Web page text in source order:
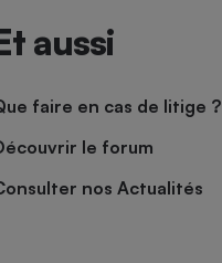
aussi
faire en cas de litige ?
le forum
nos Actualités